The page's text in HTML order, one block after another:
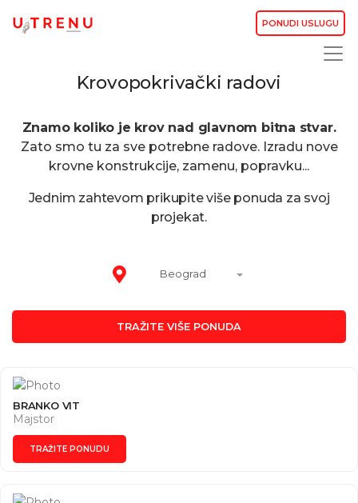
PONUDI USLUGU
Krovopokrivački radovi
Znamo koliko je krov nad glavnom bitna stvar.
Zato smo tu za sve potrebne radove. Izradu nove
krovne konstrukcije, zamenu, popravku...
Jednim zahtevom prikupite više ponuda za svoj
projekat.
Beograd
TRAŽITE VIŠE PONUDA
BRANKO VIT
Majstor
TRAŽITE PONUDU